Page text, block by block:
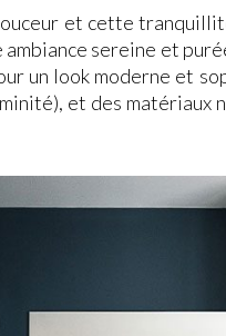
et cette
ambiance sereine et
un look moderne et
et des matériaux